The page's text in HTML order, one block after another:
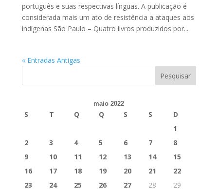
português e suas respectivas línguas. A publicação é
considerada mais um ato de resistência a ataques aos
indígenas São Paulo – Quatro livros produzidos por...
« Entradas Antigas
maio 2022
S T Q Q S S
D
1
2
3 4 5 6 7
8
9
10 11 12 13 14
15
16
17 18 19 20 21
22
23
24 25 26 27 28
29